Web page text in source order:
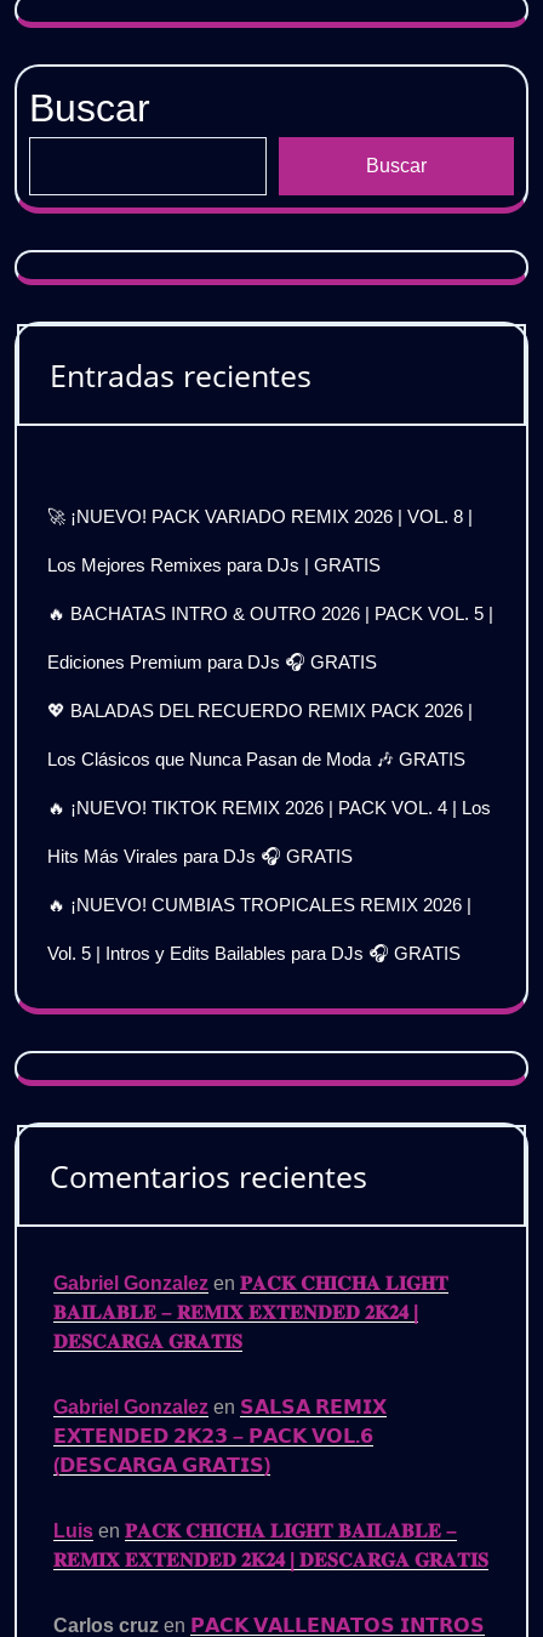
Buscar
Buscar
Entradas recientes
🚀 ¡NUEVO! PACK VARIADO REMIX 2026 | VOL. 8 |
Los Mejores Remixes para DJs | GRATIS
🔥 BACHATAS INTRO & OUTRO 2026 | PACK VOL. 5 |
Ediciones Premium para DJs 🎧 GRATIS
💖 BALADAS DEL RECUERDO REMIX PACK 2026 |
Los Clásicos que Nunca Pasan de Moda 🎶 GRATIS
🔥 ¡NUEVO! TIKTOK REMIX 2026 | PACK VOL. 4 | Los
Hits Más Virales para DJs 🎧 GRATIS
🔥 ¡NUEVO! CUMBIAS TROPICALES REMIX 2026 |
Vol. 5 | Intros y Edits Bailables para DJs 🎧 GRATIS
Comentarios recientes
Gabriel Gonzalez en 𝐏𝐀𝐂𝐊 𝐂𝐇𝐈𝐂𝐇𝐀 𝐋𝐈𝐆𝐇𝐓
𝐁𝐀𝐈𝐋𝐀𝐁𝐋𝐄 – 𝐑𝐄𝐌𝐈𝐗 𝐄𝐗𝐓𝐄𝐍𝐃𝐄𝐃 𝟐𝐊𝟐𝟒 |
𝐃𝐄𝐒𝐂𝐀𝐑𝐆𝐀 𝐆𝐑𝐀𝐓𝐈𝐒
Gabriel Gonzalez en 𝗦𝗔𝗟𝗦𝗔 𝗥𝗘𝗠𝗜𝗫
𝗘𝗫𝗧𝗘𝗡𝗗𝗘𝗗 𝟮𝗞𝟮𝟯 – 𝗣𝗔𝗖𝗞 𝗩𝗢𝗟.𝟲
(𝗗𝗘𝗦𝗖𝗔𝗥𝗚𝗔 𝗚𝗥𝗔𝗧𝗜𝗦)
Luis en 𝐏𝐀𝐂𝐊 𝐂𝐇𝐈𝐂𝐇𝐀 𝐋𝐈𝐆𝐇𝐓 𝐁𝐀𝐈𝐋𝐀𝐁𝐋𝐄 –
𝐑𝐄𝐌𝐈𝐗 𝐄𝐗𝐓𝐄𝐍𝐃𝐄𝐃 𝟐𝐊𝟐𝟒 | 𝐃𝐄𝐒𝐂𝐀𝐑𝐆𝐀 𝐆𝐑𝐀𝐓𝐈𝐒
Carlos cruz en 𝗣𝗔𝗖𝗞 𝗩𝗔𝗟𝗟𝗘𝗡𝗔𝗧𝗢𝗦 𝗜𝗡𝗧𝗥𝗢𝗦